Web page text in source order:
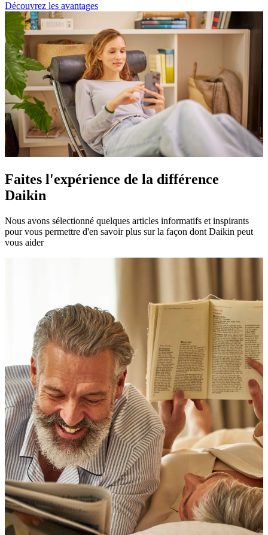
Découvrez les avantages
Faites l'expérience de la différence
Daikin
Nous avons sélectionné quelques articles informatifs et inspirants
pour vous permettre d'en savoir plus sur la façon dont Daikin peut
vous aider